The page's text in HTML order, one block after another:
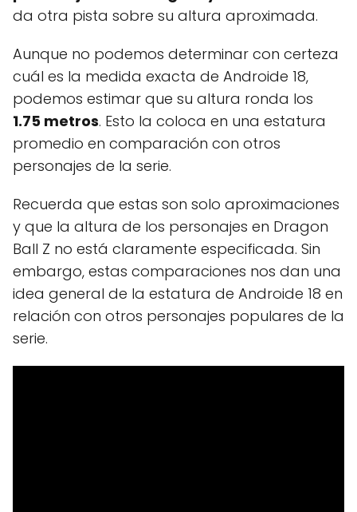
da otra pista sobre su altura aproximada.
Aunque no podemos determinar con certeza
cuál es la medida exacta de Androide 18,
podemos estimar que su altura ronda los
1.75 metros. Esto la coloca en una estatura
promedio en comparación con otros
personajes de la serie.
Recuerda que estas son solo aproximaciones
y que la altura de los personajes en Dragon
Ball Z no está claramente especificada. Sin
embargo, estas comparaciones nos dan una
idea general de la estatura de Androide 18 en
relación con otros personajes populares de la
serie.